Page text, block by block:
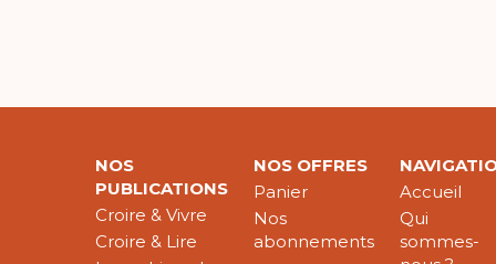
NOS
PUBLICATIONS
Croire & Vivre
Croire & Lire
NOS OFFRES
Panier
Nos
abonnements
Accueil
Qui
sommes-